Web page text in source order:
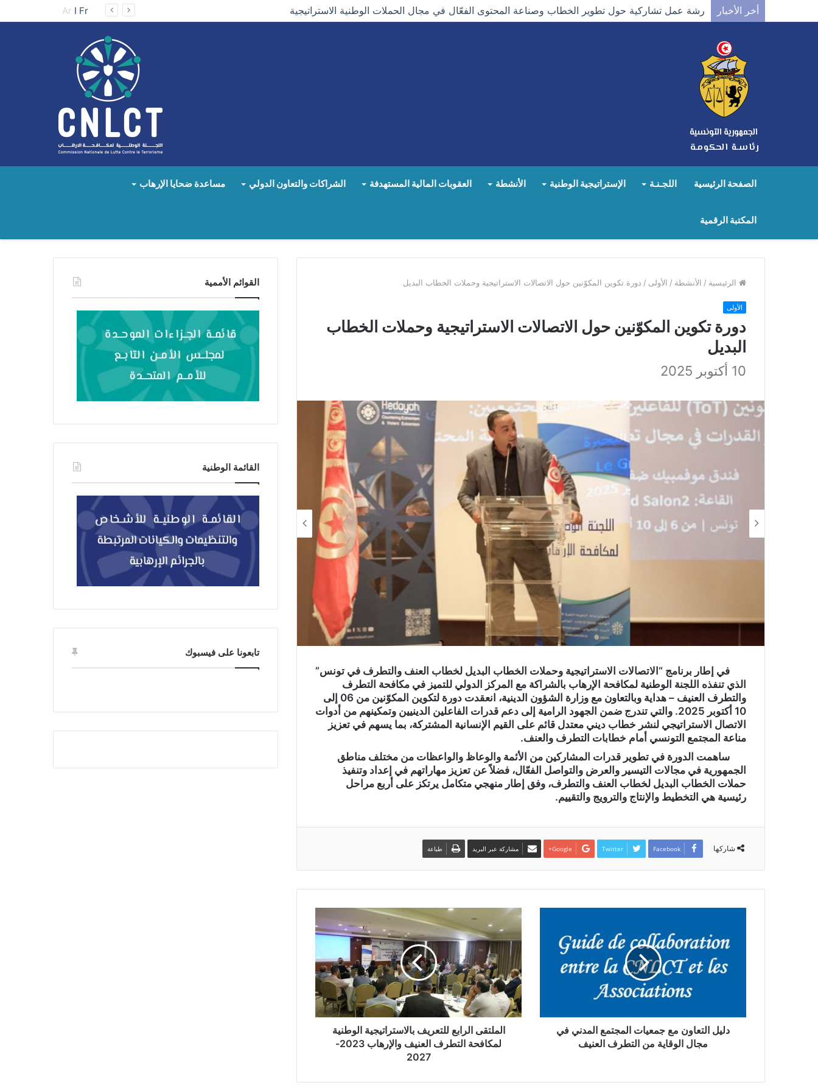
أخر الأخبار رشة عمل تشاركية حول تطوير الخطاب وصناعة المحتوى الفعّال في مجال الحملات الوطنية الاستراتيجية Ar I Fr
الصفحة الرئيسية اللجـنـة الإستراتيجية الوطنية الأنشطة العقوبات المالية المستهدفة الشراكات والتعاون الدولي مساعدة ضحايا الإرهاب
المكتبة الرقمية
الرئيسية / الأنشطة / الأولى / دورة تكوين المكوّنين حول الاتصالات الاستراتيجية وحملات الخطاب البديل
الأولى
دورة تكوين المكوّنين حول الاتصالات الاستراتيجية وحملات الخطاب
البديل
10 أكتوبر 2025
في إطار برنامج “الاتصالات الاستراتيجية وحملات الخطاب البديل لخطاب العنف والتطرف في تونس”
الذي تنفذه اللجنة الوطنية لمكافحة الإرهاب بالشراكة مع المركز الدولي للتميز في مكافحة التطرف
والتطرف العنيف – هداية وبالتعاون مع وزارة الشؤون الدينية، انعقدت دورة لتكوين المكوّنين من 06 إلى
10 أكتوبر 2025. والتي تندرج ضمن الجهود الرامية إلى دعم قدرات الفاعلين الدينيين وتمكينهم من أدوات
الاتصال الاستراتيجي لنشر خطاب ديني معتدل قائم على القيم الإنسانية المشتركة، بما يسهم في تعزيز
مناعة المجتمع التونسي أمام خطابات التطرف والعنف.
ساهمت الدورة في تطوير قدرات المشاركين من الأئمة والوعاظ والواعظات من مختلف مناطق
الجمهورية في مجالات التيسير والعرض والتواصل الفعّال، فضلاً عن تعزيز مهاراتهم في إعداد وتنفيذ
حملات الخطاب البديل لخطاب العنف والتطرف، وفق إطار منهجي متكامل يرتكز على أربع مراحل
رئيسية هي التخطيط والإنتاج والترويج والتقييم.
شاركها Facebook
Twitter
Google+ مشاركة عبر البريد طباعة
دليل التعاون مع جمعيات المجتمع المدني في
مجال الوقاية من التطرف العنيف
الملتقى الرابع للتعريف بالاستراتيجية الوطنية
لمكافحة التطرف العنيف والإرهاب 2023-
2027
القوائم الأممية
القائمة الوطنية
تابعونا على فيسبوك